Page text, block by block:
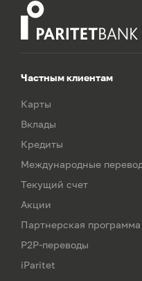
Частным клиентам
Карты
Вклады
Кредиты
Международные
Текущий счет
Акции
Партнерская программа
P2P-переводы
iParitet